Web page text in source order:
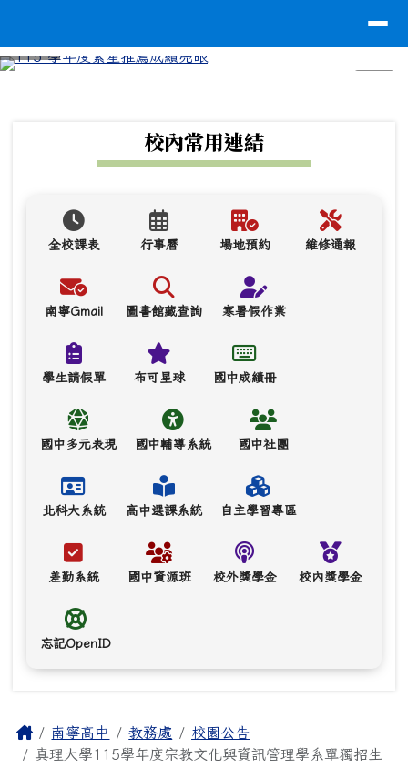
校內常用連結
全校課表 行事曆 場地預約 維修通報
南寧Gmail 圖書館藏查詢 寒暑假作業
學生請假單 布可星球 國中成績冊
國中多元表現 國中輔導系統 國中社團
北科大系統 高中選課系統 自主學習專區
差勤系統 國中資源班 校外獎學金 校內獎學金
忘記OpenID
主內容區域
Home南寧高中 教務處
校園公告
真理大學115學年度宗教文化與資訊管理學系單獨招生